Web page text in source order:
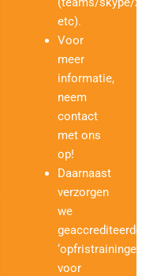
etc).
Voor
meer
informatie,
neem
contact
met ons
op!
Daarnaast
verzorgen
we
geaccrediteerde
‘opfristrainingen’
voor